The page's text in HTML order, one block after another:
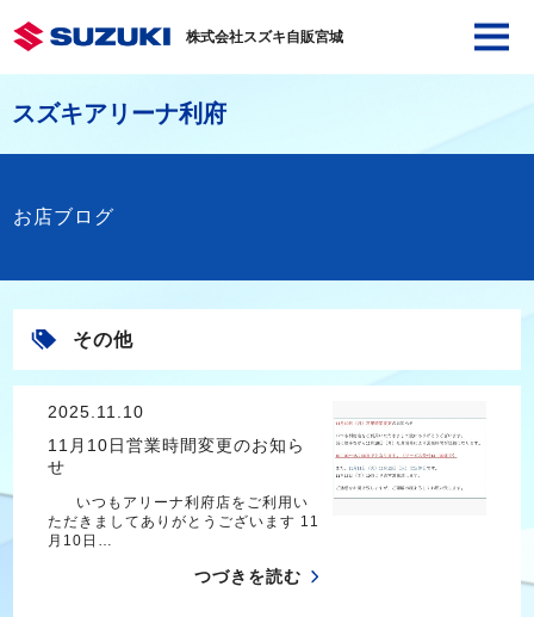
株式会社スズキ自販宮城
スズキアリーナ利府
お店ブログ
その他
2025.11.10
11月10日営業時間変更のお知ら
せ
いつもアリーナ利府店をご利用い
ただきましてありがとうございます 11
月10日…
つづきを読む